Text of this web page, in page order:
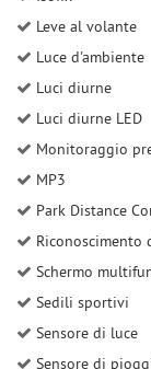
Leve al volante
Luce d'ambiente
Luci diurne
Luci diurne LED
Monitoraggio
MP3
Park Distance
Riconoscimento
Schermo
Sedili sportivi
Sensore di luce
Sensore di